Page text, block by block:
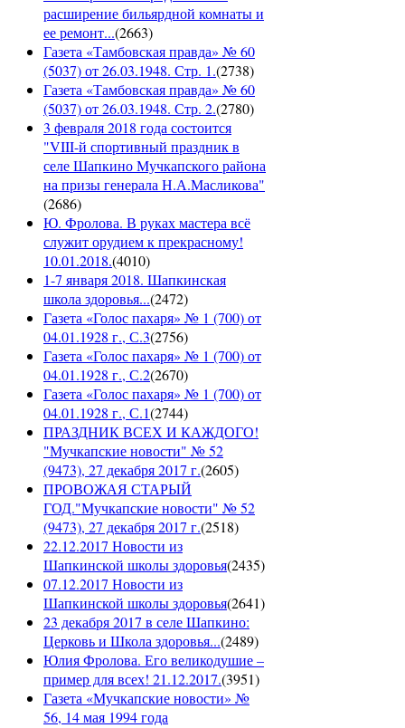
расширение бильярдной комнаты и
ее ремонт...(2663)
Газета «Тамбовская правда» № 60
(5037) от 26.03.1948. Стр. 1.(2738)
Газета «Тамбовская правда» № 60
(5037) от 26.03.1948. Стр. 2.(2780)
3 февраля 2018 года состоится
"VIII-й спортивный праздник в
селе Шапкино Мучкапского района
на призы генерала Н.А.Масликова"
(2686)
Ю. Фролова. В руках мастера всё
служит орудием к прекрасному!
10.01.2018.(4010)
1-7 января 2018. Шапкинская
школа здоровья...(2472)
Газета «Голос пахаря» № 1 (700) от
04.01.1928 г., С.3(2756)
Газета «Голос пахаря» № 1 (700) от
04.01.1928 г., С.2(2670)
Газета «Голос пахаря» № 1 (700) от
04.01.1928 г., С.1(2744)
ПРАЗДНИК ВСЕХ И КАЖДОГО!
"Мучкапские новости" № 52
(9473), 27 декабря 2017 г.(2605)
ПРОВОЖАЯ СТАРЫЙ
ГОД."Мучкапские новости" № 52
(9473), 27 декабря 2017 г.(2518)
22.12.2017 Новости из
Шапкинской школы здоровья(2435)
07.12.2017 Новости из
Шапкинской школы здоровья(2641)
23 декабря 2017 в селе Шапкино:
Церковь и Школа здоровья...(2489)
Юлия Фролова. Его великодушие –
пример для всех! 21.12.2017.(3951)
Газета «Мучкапские новости» №
56, 14 мая 1994 года